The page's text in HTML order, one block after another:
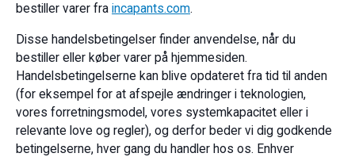
bestiller varer fra incapants.com.
Disse handelsbetingelser finder anvendelse, når du
bestiller eller køber varer på hjemmesiden.
Handelsbetingelserne kan blive opdateret fra tid til anden
(for eksempel for at afspejle ændringer i teknologien,
vores forretningsmodel, vores systemkapacitet eller i
relevante love og regler), og derfor beder vi dig godkende
betingelserne, hver gang du handler hos os. Enhver